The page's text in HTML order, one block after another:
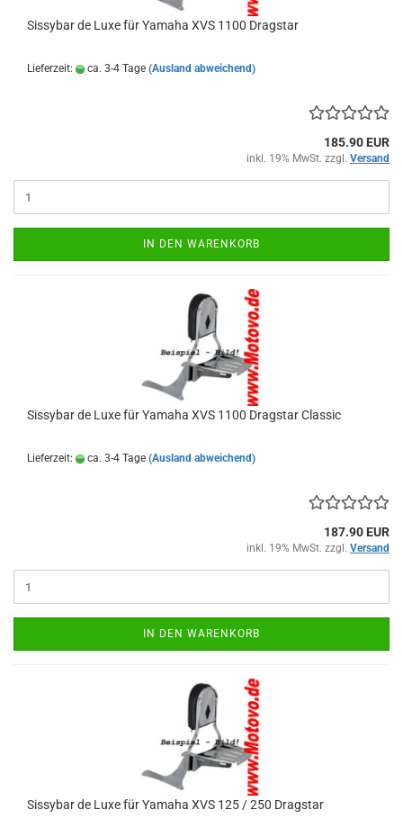
Sissybar de Luxe für Yamaha XVS 1100 Dragstar
Lieferzeit: ca. 3-4 Tage (Ausland abweichend)
185.90 EUR
inkl. 19% MwSt. zzgl. Versand
IN DEN WARENKORB
Sissybar de Luxe für Yamaha XVS 1100 Dragstar Classic
Lieferzeit: ca. 3-4 Tage (Ausland abweichend)
187.90 EUR
inkl. 19% MwSt. zzgl. Versand
IN DEN WARENKORB
Sissybar de Luxe für Yamaha XVS 125 / 250 Dragstar